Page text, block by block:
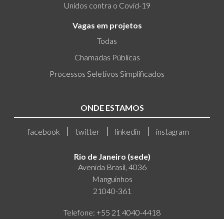
Unidos contra o Covid-19
Vagas em projetos
Todas
Chamadas Públicas
Processos Seletivos Simplificados
ONDE ESTAMOS
facebook twitter linkedin instagram
Rio de Janeiro (sede)
Avenida Brasil, 4036
Manguinhos
21040-361
Telefone: +55 21 4040-4418